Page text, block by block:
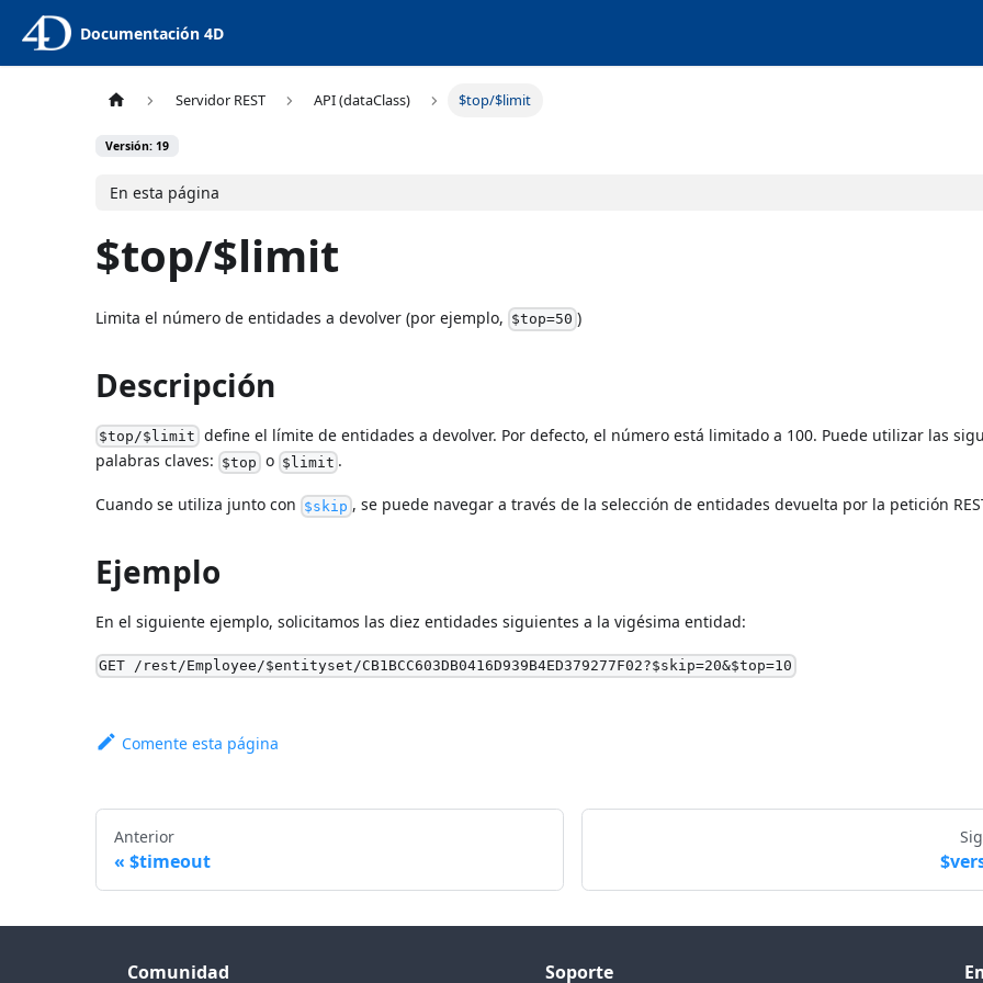
Documentación 4D
Servidor REST API (dataClass) $top/$limit
Versión: 19
En esta página
$top/$limit
Limita el número de entidades a devolver (por ejemplo, $top=50 )
Descripción
$top/$limit define el límite de entidades a devolver. Por defecto, el número está limitado a 100. Puede utilizar las
palabras claves: $top o $limit .
Cuando se utiliza junto con $skip , se puede navegar a través de la selección de entidades devuelta por la petición
Ejemplo
En el siguiente ejemplo, solicitamos las diez entidades siguientes a la vigésima entidad:
GET /rest/Employee/$entityset/CB1BCC603DB0416D939B4ED379277F02?$skip=20&$top=10
Comente esta página
Anterior
$timeout
Comunidad Soporte